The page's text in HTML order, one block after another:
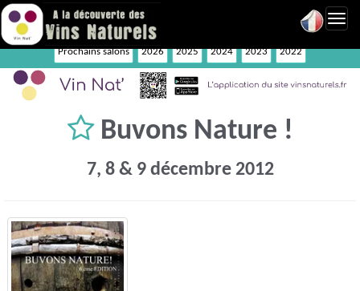
Prochains salons 2026 2025 2024 2023 2022
Buvons Nature !
7, 8 & 9 décembre 2012